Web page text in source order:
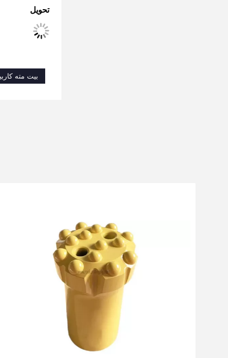
تحویل
بیت مته